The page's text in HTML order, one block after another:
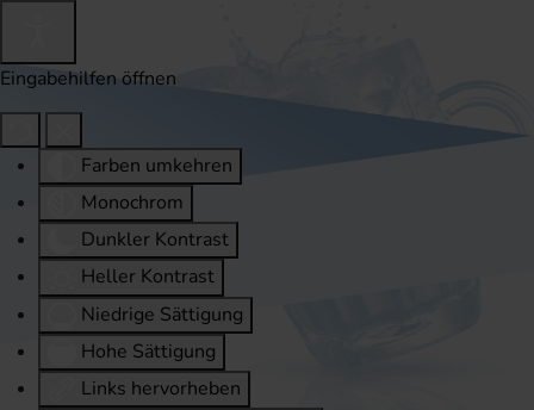
Eingabehilfen öffnen
Farben umkehren
Monochrom
Dunkler Kontrast
Heller Kontrast
Niedrige Sättigung
Hohe Sättigung
Links hervorheben